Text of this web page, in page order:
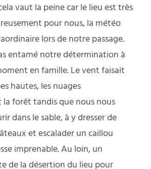
vaut la peine car le lieu est très
pour nous, la météo
lors de notre passage.
entamé notre détermination à
en famille. Le vent faisait
hautes, les nuages
la forêt tandis que nous nous
dans le sable, à y dresser de
et escalader un caillou
imprenable. Au loin, un
de la désertion du lieu pour